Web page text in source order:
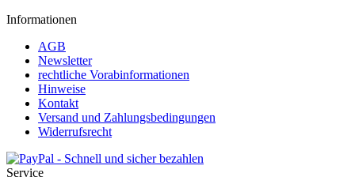
Informationen
AGB
Newsletter
rechtliche Vorabinformationen
Hinweise
Kontakt
Versand und Zahlungsbedingungen
Widerrufsrecht
Service